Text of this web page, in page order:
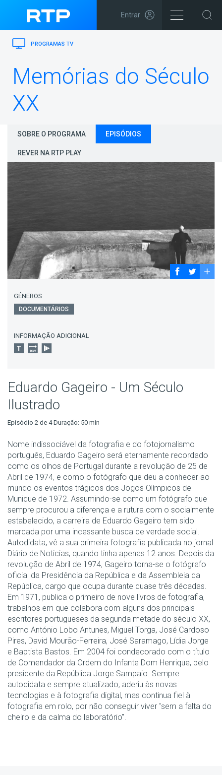
Entrar
PROGRAMAS TV
Memórias do Século
XX
SOBRE O PROGRAMA EPISÓDIOS
REVER NA RTP PLAY
GÉNEROS
DOCUMENTÁRIOS
INFORMAÇÃO ADICIONAL
Eduardo Gageiro - Um Século
Ilustrado
Episódio 2 de 4 Duração: 50 min
Nome indissociável da fotografia e do fotojornalismo
português, Eduardo Gageiro será eternamente recordado
como os olhos de Portugal durante a revolução de 25 de
Abril de 1974, e como o fotógrafo que deu a conhecer ao
mundo os eventos trágicos dos Jogos Olímpicos de
Munique de 1972. Assumindo-se como um fotógrafo que
sempre procurou a diferença e a rutura com o socialmente
estabelecido, a carreira de Eduardo Gageiro tem sido
marcada por uma incessante busca de verdade social.
Autodidata, vê a sua primeira fotografia publicada no jornal
Diário de Noticias, quando tinha apenas 12 anos. Depois da
revolução de Abril de 1974, Gageiro torna-se o fotógrafo
oficial da Presidência da República e da Assembleia da
República, cargo que ocupa durante quase três décadas.
Em 1971, publica o primeiro de nove livros de fotografia,
trabalhos em que colabora com alguns dos principais
escritores portugueses da segunda metade do século XX,
como António Lobo Antunes, Miguel Torga, José Cardoso
Pires, David Mourão-Ferreira, José Saramago, Lídia Jorge
e Baptista Bastos. Em 2004 foi condecorado com o título
de Comendador da Ordem do Infante Dom Henrique, pelo
presidente da República Jorge Sampaio. Sempre
autodidata e sempre atualizado, aderiu às novas
tecnologias e à fotografia digital, mas continua fiel à
fotografia em rolo, por não conseguir viver "sem a falta do
cheiro e da calma do laboratório".